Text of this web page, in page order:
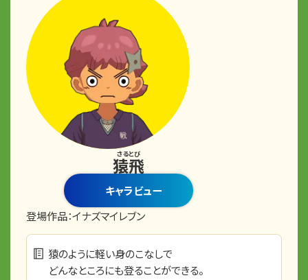
猿飛
さるとび
キャラビュー
登場作品：イナズマイレブン
猿のように軽い身のこなしで
どんなところにも登ることができる。